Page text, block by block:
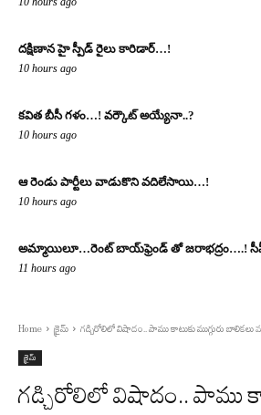
దక్షిణాన హై స్పీడ్ రైలు కారిడార్…!
10 hours ago
క‌విత‌ బీసీ గ‌ళం…! వ‌ర్కౌట్ అయ్యేనా..?
10 hours ago
ఆ రెండు పార్టీలు వాడుకొని వదిలేసాయి…!
10 hours ago
అమ్మాయిలూ…రెంట్ బాయ్‌ఫ్రెండ్ తో జరాభద్రం….!
11 hours ago